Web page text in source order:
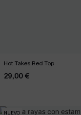
Hot Takes Red Top
29,00 €
NUEVO